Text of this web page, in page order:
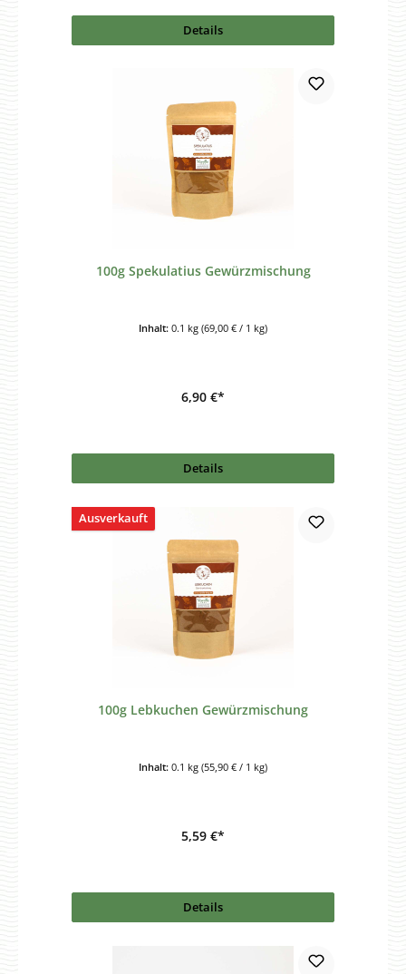
Details
100g Spekulatius Gewürzmischung
Inhalt: 0.1 kg (69,00 € / 1 kg)
6,90 €*
Details
Ausverkauft
100g Lebkuchen Gewürzmischung
Inhalt: 0.1 kg (55,90 € / 1 kg)
5,59 €*
Details